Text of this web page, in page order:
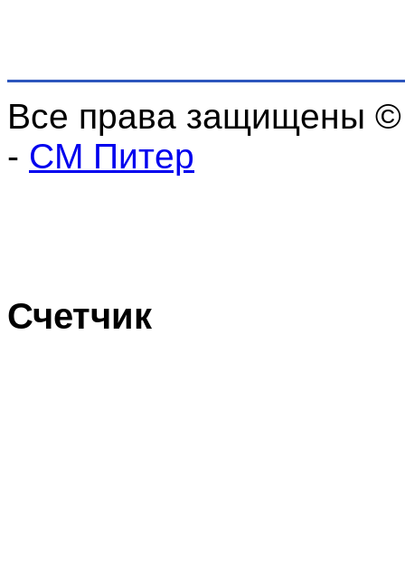
Все права защищены
- СМ Питер
Счетчик